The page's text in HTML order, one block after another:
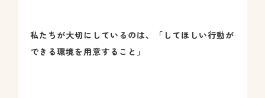
私たちが大切にしているのは、「してほしい行動が
できる環境を用意すること」